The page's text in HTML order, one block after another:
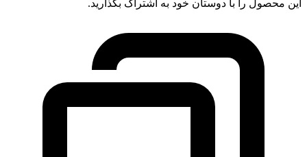
این محصول را با دوستان خود به اشتراک بگذارید.